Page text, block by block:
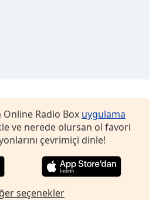
Online Radio Box uygulama
ve nerede olursan ol favori
çevrimiçi dinle!
seçenekler